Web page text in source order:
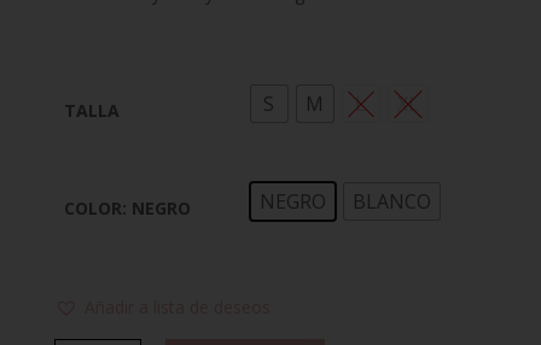
TALLA S M L XL
COLOR: NEGRO NEGRO BLANCO